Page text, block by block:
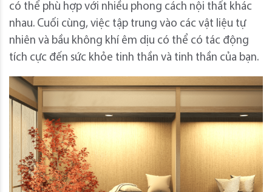
có thể phù hợp với nhiều phong cách nội thất khác
nhau. Cuối cùng, việc tập trung vào các vật liệu tự
nhiên và bầu không khí êm dịu có thể có tác động
tích cực đến sức khỏe tinh thần và tinh thần của bạn.